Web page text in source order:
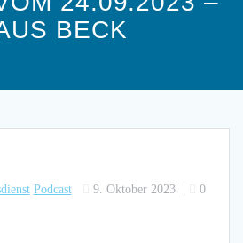
BECK
Podcast 9. Oktober 2023| 0